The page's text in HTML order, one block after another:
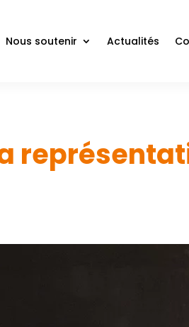
Nous soutenir Actualités